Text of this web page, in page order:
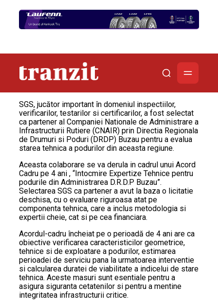
SGS, jucător important în domeniul inspectiilor,
verificarilor, testarilor si certificarilor, a fost selectat
ca partener al Companiei Nationale de Administrare a
Infrastructurii Rutiere (CNAIR) prin Directia Regionala
de Drumuri si Poduri (DRDP) Buzau pentru a evalua
starea tehnica a podurilor din aceasta regiune.
Aceasta colaborare se va derula in cadrul unui Acord
Cadru pe 4 ani , “Intocmire Expertize Tehnice pentru
podurile din Administrarea D.R.D.P Buzau”.
Selectarea SGS ca partener a avut la baza o licitatie
deschisa, cu o evaluare riguroasa atat pe
componenta tehnica, care a inclus metodologia si
expertii cheie, cat si pe cea financiara.
Acordul-cadru încheiat pe o perioadă de 4 ani are ca
obiective verificarea caracteristicilor geometrice,
tehnice si de exploatare a podurilor, estimarea
perioadei de serviciu pana la urmatoarea interventie
si calcularea duratei de viabilitate a indicelui de stare
tehnica. Aceste masuri sunt esentiale pentru a
asigura siguranta cetatenilor si pentru a mentine
integritatea infrastructurii critice.